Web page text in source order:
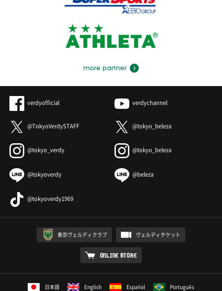
more partner
verdyofficial verdychannel
@TokyoVerdySTAFF @tokyo_beleza
@tokyo_verdy @tokyo_beleza
@tokyoverdy @beleza
@tokyoverdy1969
東京ヴェルディクラブ ヴェルディチケット
ONLINE STORE
日本語 English Español Português